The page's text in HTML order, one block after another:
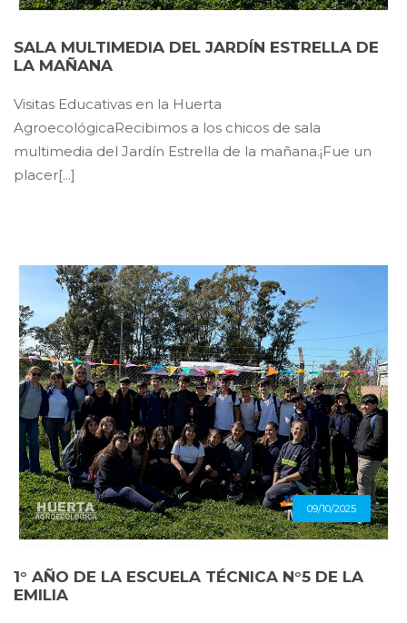
SALA MULTIMEDIA DEL JARDÍN ESTRELLA DE
LA MAÑANA
Visitas Educativas en la Huerta
AgroecológicaRecibimos a los chicos de sala
multimedia del Jardín Estrella de la mañana.¡Fue un
placer[...]
09/10/2025
1° AÑO DE LA ESCUELA TÉCNICA N°5 DE LA
EMILIA